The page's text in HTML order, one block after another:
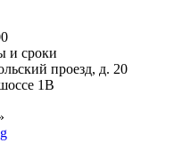
и сроки
проезд, д. 20
1В